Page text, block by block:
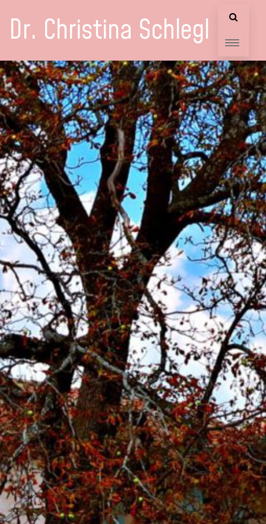
Dr. Christina Schlegl